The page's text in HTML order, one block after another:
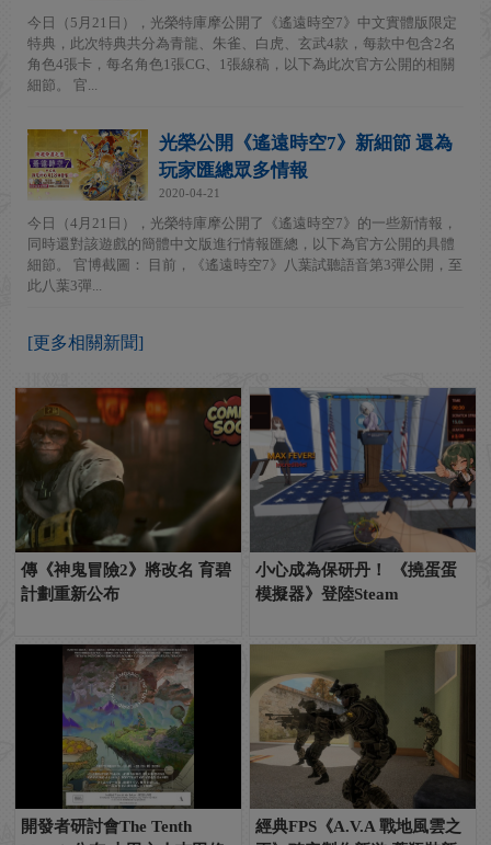
今日（5月21日），光榮特庫摩公開了《遙遠時空7》中文實體版限定
特典，此次特典共分為青龍、朱雀、白虎、玄武4款，每款中包含2名
角色4張卡，每名角色1張CG、1張線稿，以下為此次官方公開的相關
細節。 官...
光榮公開《遙遠時空7》新細節 還為
玩家匯總眾多情報
2020-04-21
今日（4月21日），光榮特庫摩公開了《遙遠時空7》的一些新情報，
同時還對該遊戲的簡體中文版進行情報匯總，以下為官方公開的具體
細節。 官博截圖： 目前，《遙遠時空7》八葉試聽語音第3彈公開，至
此八葉3彈...
[更多相關新聞]
傳《神鬼冒險2》將改名 育碧
計劃重新公布
小心成為保研丹！ 《撓蛋蛋
模擬器》登陸Steam
開發者研討會The Tenth
經典FPS《A.V.A 戰地風雲之